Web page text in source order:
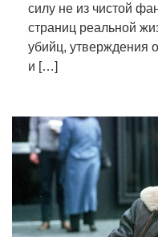
силу не из чистой
страниц реальной
убийц, утверждения
и […]